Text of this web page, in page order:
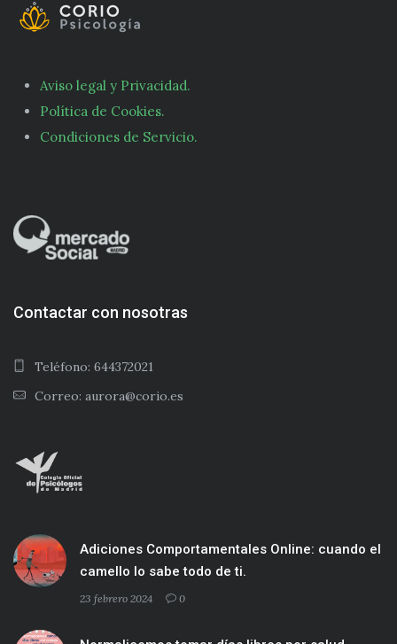
Aviso legal y Privacidad.
Política de Cookies.
Condiciones de Servicio.
Contactar con nosotras
Teléfono: 644372021
Correo: aurora@corio.es
Adiciones Comportamentales Online: cuando el
camello lo sabe todo de ti.
23 febrero 2024 0